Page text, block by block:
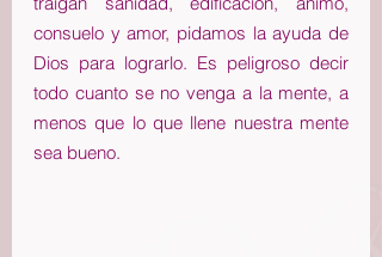
consuelo y amor, pidamos la ayuda de
Dios para lograrlo. Es peligroso decir
todo cuanto se no venga a la mente, a
menos que lo que llene nuestra mente
sea bueno.